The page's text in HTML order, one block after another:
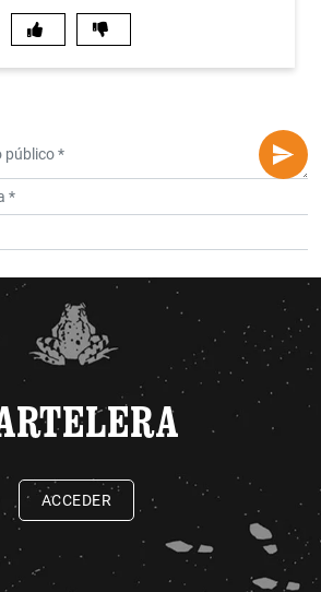
ACCEDER